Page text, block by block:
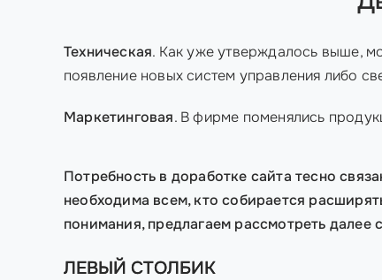
Техническая. Как уже утверждалось выше,
появление новых систем управления либо
Маркетинговая. В фирме поменялись
Потребность в доработке сайта тесно
необходима всем, кто собирается
понимания, предлагаем рассмотреть далее
ЛЕВЫЙ СТОЛБИК